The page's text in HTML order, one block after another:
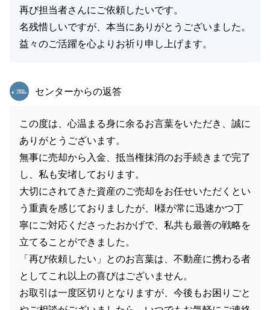
再び担当者さんにご依頼したいです。
名残惜しいですが、本当にありがとうございました。
益々のご活躍を心よりお祈り申し上げます。
東急リバブル
センターからの返答
この度は、心温まる身に余るお言葉をいただき、誠に
ありがとうございます。
無事に売却から入金、抵当権抹消のお手続きまで完了
し、私も安堵しております。
大切にされてきた資産のご売却をお任せいただくとい
う重責を感じておりましたが、I様が常に迅速かつ丁
寧にご対応くださったおかげで、私共も最善の戦略を
立てることができました。
「再び依頼したい」とのお言葉は、不動産に携わる者
としてこれ以上の喜びはございません。
お取引は一度区切りとなりますが、今後もお困りごと